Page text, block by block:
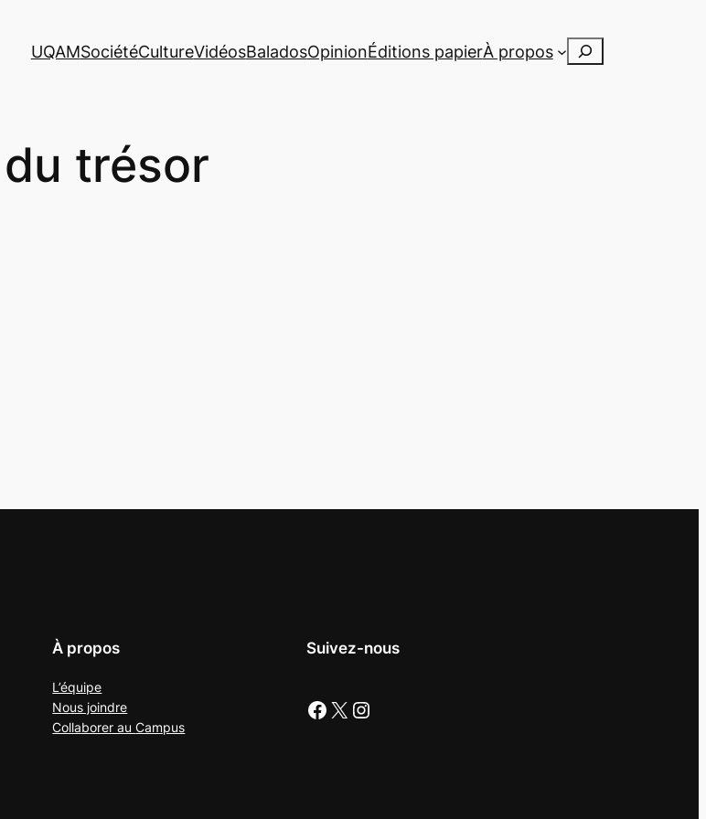
UQAMSociétéCultureVidéosBaladosOpinionÉditions papierÀ propos Rechercher
trésor
À propos
L’équipe
Nous joindre
Collaborer auCampus
Suivez-nous
Facebook X Instagram